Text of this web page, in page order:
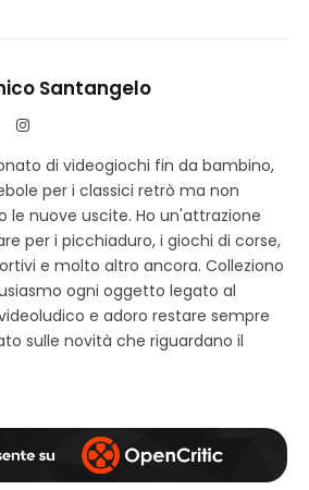
Santangelo
I
s
t
a
a
m
di videogiochi fin da bambino,
per i classici retrò ma non
le nuove uscite. Ho un'attrazione
per i picchiaduro, i giochi di corse,
e molto altro ancora. Colleziono
ogni oggetto legato al
e adoro restare sempre
sulle novità che riguardano il